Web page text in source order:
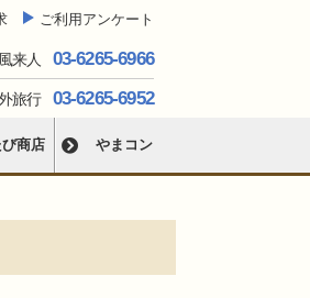
ご利用アンケート
来人 03-6265-6966
旅行 03-6265-6952
び商店 やまコン